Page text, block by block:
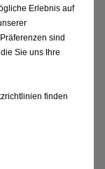
Erlebnis auf
sind
Sie uns Ihre
finden